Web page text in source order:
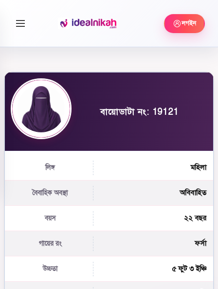
লগইন
বায়োডাটা নং: 19121
লিঙ্গ মহিলা
বৈবাহিক অবস্থা অবিবাহিত
বয়স ২২ বছর
গায়ের রং ফর্সা
উচ্চতা ৫ ফুট ৩ ইঞ্চি